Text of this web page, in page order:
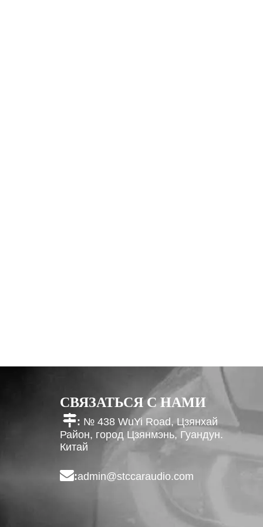
СВЯЗАТЬСЯ С НАМИ
: № 438 WuYi Road, Цзянхай
Район, город Цзянмэнь, Гуандун.
Китай
:admin@stccaraudio.com